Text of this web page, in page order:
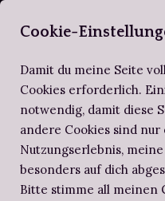
ZIRKEL DER
BUCHBINDEN-
SCHRITT FÜR
BUCHBINDE-
ALTES WISSEN
NOTIZBUCH
Cookie-
Damit du meine Seite
Cookies erforderlich.
notwendig, damit diese
andere Cookies sind
Nutzungserlebnis,
besonders auf dich
Bitte stimme all meinen